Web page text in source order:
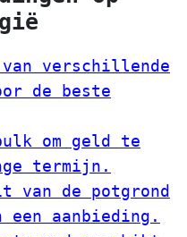
verschillende
de beste
om geld te
termijn.
van de potgrond
aanbieding.